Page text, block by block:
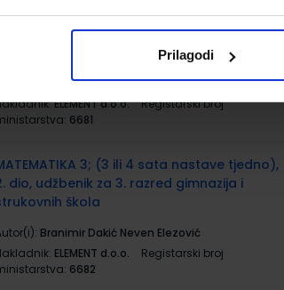
Prilagodi
3; (3 ili 4 sata nastave tjedno),
1. dio, udžbenik za 3. razred gimnazija i
Branimir Dakić Neven Elezović
ELEMENT d.o.o.
Registarski broj
6681
3; (3 ili 4 sata nastave tjedno),
dio, udžbenik za 3. razred gimnazija i
škola
Branimir Dakić Neven Elezović
ELEMENT d.o.o.
Registarski broj
6682